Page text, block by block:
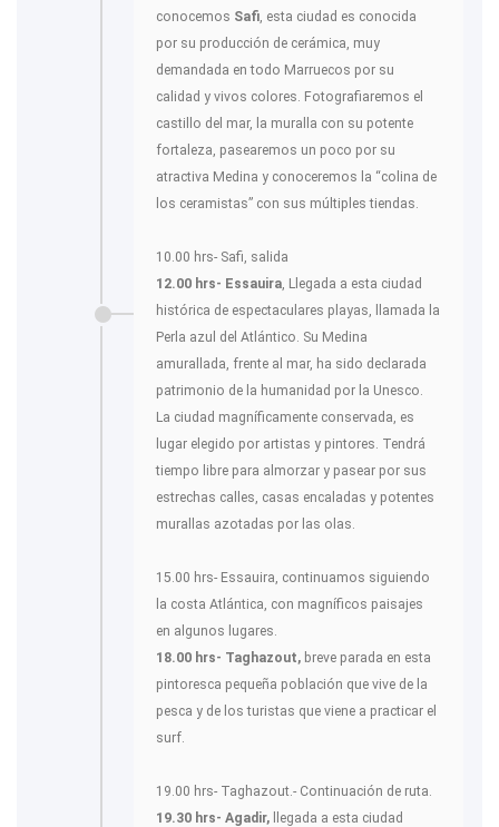
conocemos Safi , esta ciudad es conocida
por su producción de cerámica, muy
demandada en todo Marruecos por su
calidad y vivos colores. Fotografiaremos el
castillo del mar, la muralla con su potente
fortaleza, pasearemos un poco por su
atractiva Medina y conoceremos la “colina de
los ceramistas” con sus múltiples tiendas.
10.00 hrs- Safi, salida
12.00 hrs- Essauira , Llegada a esta ciudad
histórica de espectaculares playas, llamada la
Perla azul del Atlántico. Su Medina
amurallada, frente al mar, ha sido declarada
patrimonio de la humanidad por la Unesco.
La ciudad magníficamente conservada, es
lugar elegido por artistas y pintores. Tendrá
tiempo libre para almorzar y pasear por sus
estrechas calles, casas encaladas y potentes
murallas azotadas por las olas.
15.00 hrs- Essauira, continuamos siguiendo
la costa Atlántica, con magníficos paisajes
en algunos lugares.
18.00 hrs- Taghazout, breve parada en esta
pintoresca pequeña población que vive de la
pesca y de los turistas que viene a practicar el
surf.
19.00 hrs- Taghazout.- Continuación de ruta.
19.30 hrs- Agadir, llegada a esta ciudad